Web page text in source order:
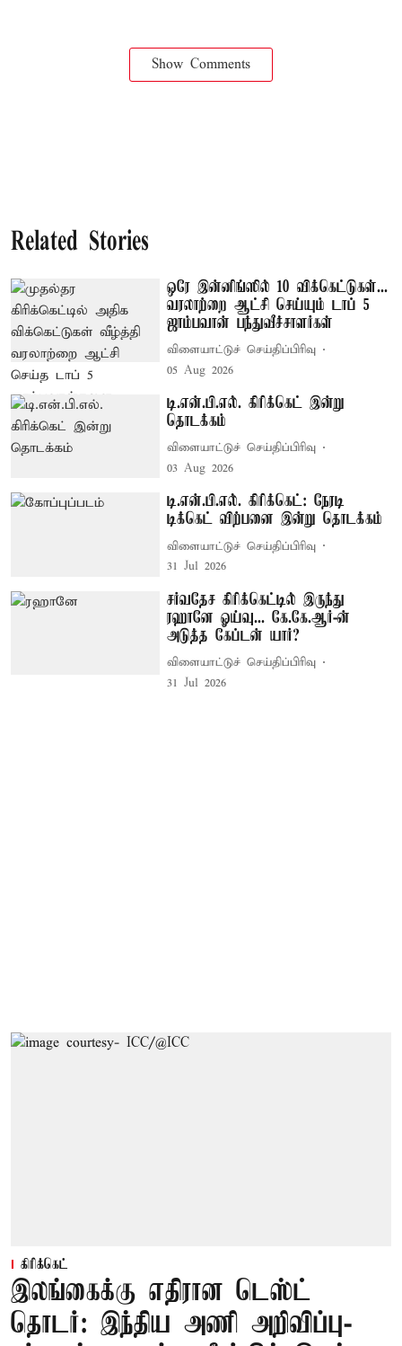
Show Comments
Related Stories
ஒரே இன்னிங்ஸில் 10 விக்கெட்டுகள்...
வரலாற்றை ஆட்சி செய்யும் டாப் 5
ஜாம்பவான் பந்துவீச்சாளர்கள்
விளையாட்டுச் செய்திப்பிரிவு
05 Aug 2026
டி.என்.பி.எல். கிரிக்கெட் இன்று
தொடக்கம்
விளையாட்டுச் செய்திப்பிரிவு
03 Aug 2026
டி.என்.பி.எல். கிரிக்கெட்: நேரடி
டிக்கெட் விற்பனை இன்று தொடக்கம்
விளையாட்டுச் செய்திப்பிரிவு
31 Jul 2026
சர்வதேச கிரிக்கெட்டில் இருந்து
ரஹானே ஓய்வு... கே.கே.ஆர்-ன்
அடுத்த கேப்டன் யார்?
விளையாட்டுச் செய்திப்பிரிவு
31 Jul 2026
கிரிக்கெட்
இலங்கைக்கு எதிரான டெஸ்ட்
தொடர்: இந்திய அணி அறிவிப்பு-